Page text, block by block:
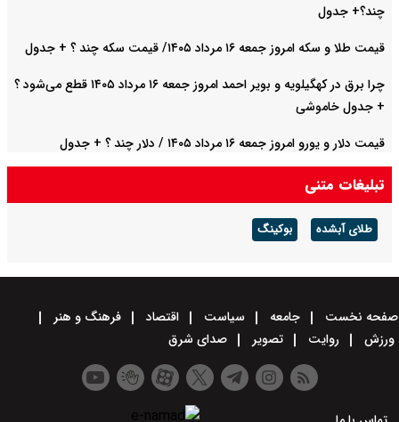
چند؟+ جدول
قیمت طلا و سکه امروز جمعه ۱۶ مرداد ۱۴۰۵/ قیمت سکه چند ؟ + جدول
چرا برق در کهگیلویه و بویر احمد امروز جمعه ۱۶ مرداد ۱۴۰۵ قطع می‌شود ؟
+ جدول خاموشی
قیمت دلار و یورو امروز جمعه ۱۶ مرداد ۱۴۰۵ / دلار چند ؟ + جدول
تبلیغات متنی
طلای آبشده بوکینگ
صفحه نخست جامعه سیاست اقتصاد
فرهنگ و هنر
ورزش
روایت تصویر صدای شرق